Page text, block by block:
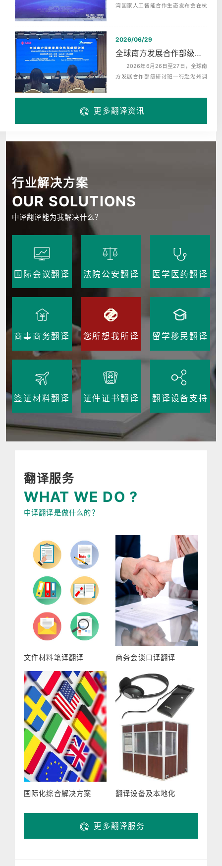
湾国家人工智能合作生态发布会在杭
了...
2026/06/29
全球南方发展合作部级研讨班赴湖州调研翻译服务
2026年6月26日至27日，全球南
方发展合作部级研讨班一行赴湖州调
罗、埃...
更多翻译资讯
行业解决方案
OUR SOLUTIONS
中译翻译能为我解决什么？
国际会议翻译 法院公安翻译 医学医药翻译
商事商务翻译 您所想我所译 留学移民翻译
签证材料翻译 证件证书翻译 翻译设备支持
翻译服务
WHAT WE DO ?
中译翻译是做什么的？
文件材料笔译翻译 商务会谈口译翻译
国际化综合解决方案 翻译设备及本地化
更多翻译服务